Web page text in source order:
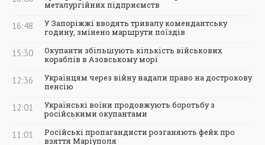
металургійних підприємств
16:48
У Запоріжжі вводять тривалу комендантську
годину, змінено маршрути поїздів
15:30
Окупанти збільшують кількість військових
кораблів в Азовському морі
12:36
Українцям через війну надали право на дострокову
пенсію
12:01
Українські воїни продовжують боротьбу з
російськими окупантами
11:01
Російські пропагандисти розганяють фейк про
взяття Маріуполя